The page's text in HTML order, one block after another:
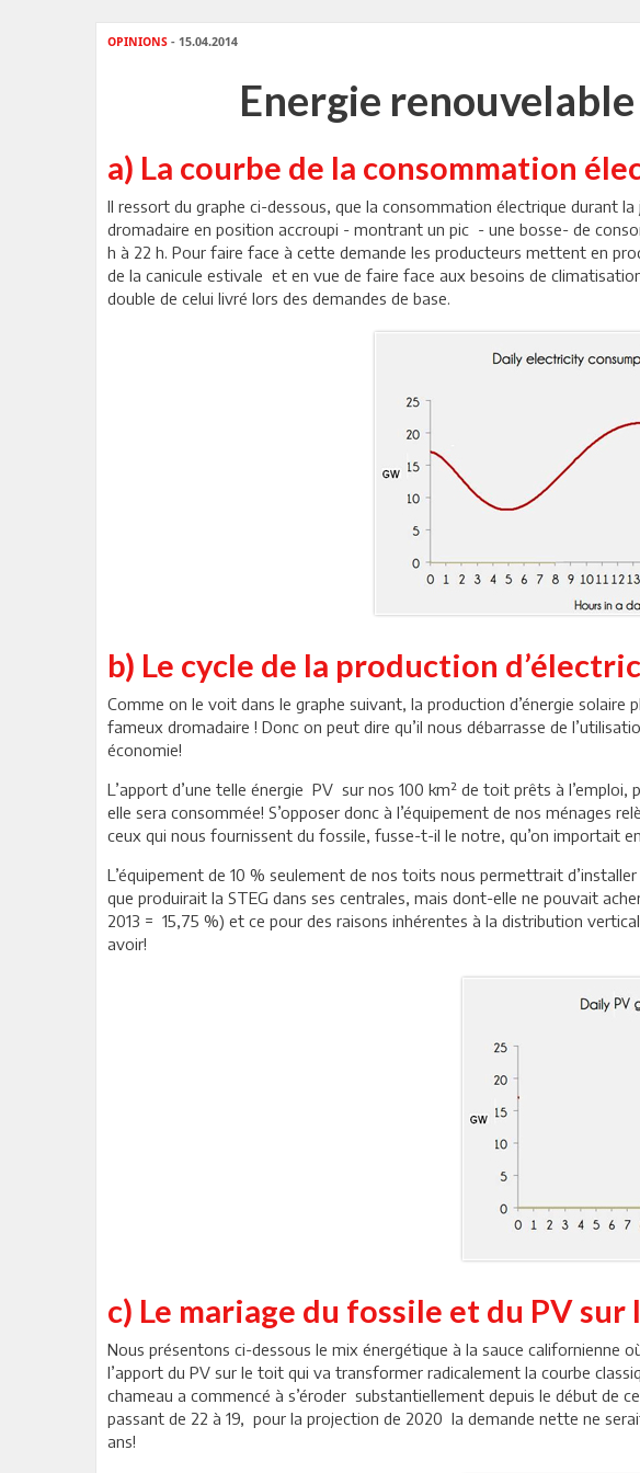
OPINIONS - 15.04.2014
Energie
a) La courbe de la consommation
Il ressort du graphe ci-dessous, que la consommation électrique durant
dromadaire en position accroupi - montrant un pic - une bosse- de
h à 22 h. Pour faire face à cette demande les producteurs mettent en
de la canicule estivale et en vue de faire face aux besoins de
double de celui livré lors des demandes de base.
b) Le cycle de la production
Comme on le voit dans le graphe suivant, la production d’énergie
fameux dromadaire ! Donc on peut dire qu’il nous débarrasse de
économie!
L’apport d’une telle énergie PV sur nos 100 km² de toit prêts à
elle sera consommée! S’opposer donc à l’équipement de nos ménages
ceux qui nous fournissent du fossile, fusse-t-il le notre, qu’on importait
L’équipement de 10 % seulement de nos toits nous permettrait
que produirait la STEG dans ses centrales, mais dont-elle ne pouvait
2013 = 15,75 %) et ce pour des raisons inhérentes à la distribution
avoir!
c) Le mariage du fossile et du PV
Nous présentons ci-dessous le mix énergétique à la sauce californienne
l’apport du PV sur le toit qui va transformer radicalement la courbe
chameau a commencé à s’éroder substantiellement depuis le début de
passant de 22 à 19, pour la projection de 2020 la demande nette ne
ans!